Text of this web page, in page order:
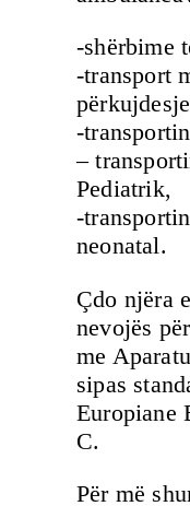
-shërbime
-transport
-
–
Pediatrik,
-
neonatal.
Çdo njëra
nevojës
me
sipas
Europiane
C.
Për më